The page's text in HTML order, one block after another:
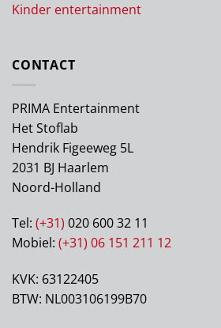
Kinder entertainment
CONTACT
PRIMA Entertainment
Het Stoflab
Hendrik Figeeweg 5L
2031 BJ Haarlem
Noord-Holland
Tel: (+31) 020 600 32 11
Mobiel: (+31) 06 151 211 12
KVK: 63122405
BTW: NL003106199B70